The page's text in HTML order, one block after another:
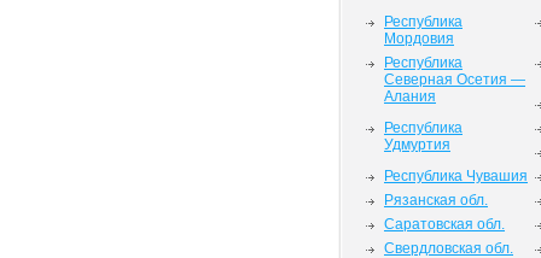
Республика
Мордовия
Республика
Северная Осетия —
Алания
Республика
Удмуртия
Республика Чувашия
Рязанская обл.
Саратовская обл.
Свердловская обл.